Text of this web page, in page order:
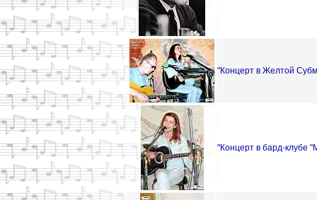
"Концерт в Желтой
"Концерт в бард-клубе